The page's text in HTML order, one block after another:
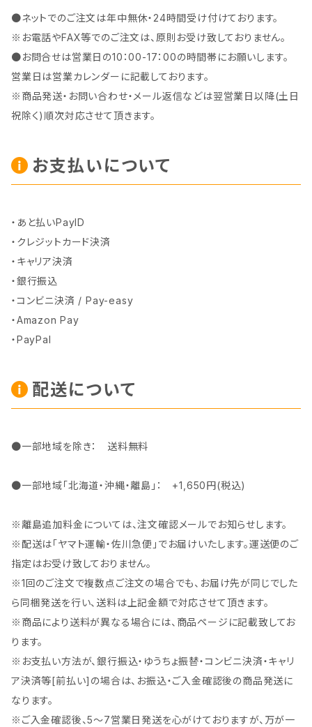
●ネットでのご注文は年中無休・24時間受け付けております。
※お電話やFAX等でのご注文は、原則お受け致しておりません。
●お問合せは営業日の10：00-17：00の時間帯にお願いします。
営業日は営業カレンダーに記載しております。
※商品発送・お問い合わせ・メール返信などは翌営業日以降(土日
祝除く)順次対応させて頂きます。
お支払いについて
・あと払いPayID
・クレジットカード決済
・キャリア決済
・銀行振込
・コンビニ決済 / Pay-easy
・Amazon Pay
・PayPal
配送について
●一部地域を除き： 送料無料
●一部地域「北海道・沖縄・離島」： +1,650円(税込)
※離島追加料金については、注文確認メールでお知らせします。
※配送は「ヤマト運輸・佐川急便」でお届けいたします。運送便のご
指定はお受け致しておりません。
※1回のご注文で複数点ご注文の場合でも、お届け先が同じでした
ら同梱発送を行い、送料は上記金額で対応させて頂きます。
※商品により送料が異なる場合には、商品ページに記載致してお
ります。
※お支払い方法が、銀行振込・ゆうちょ振替・コンビニ決済・キャリ
ア決済等[前払い]の場合は、お振込・ご入金確認後の商品発送に
なります。
※ご入金確認後、5～7営業日発送を心がけておりますが、万が一